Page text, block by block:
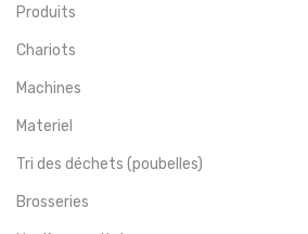
Produits
Chariots
Machines
Materiel
Tri des déchets (poubelles)
Brosseries